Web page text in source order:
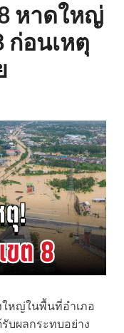
หาดใหญ่
ก่อนเหตุ
หญ่ในพื้นที่อำเภอ
บผลกระทบอย่าง